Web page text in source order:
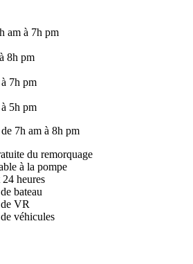
am à 7h pm
8h pm
7h pm
5h pm
7h am à 8h pm
du remorquage
à la pompe
heures
bateau
VR
véhicules